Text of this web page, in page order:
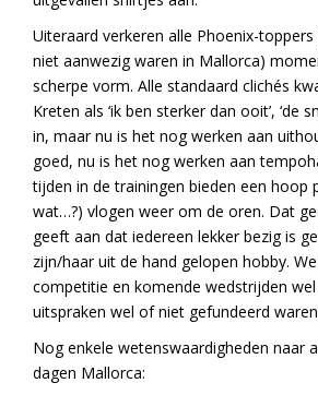
Uiteraard verkeren alle Phoenix-
niet aanwezig waren in Mallorca)
scherpe vorm. Alle standaard clichés
Kreten als ‘ik ben sterker dan ooit’, ‘de
in, maar nu is het nog werken aan
goed, nu is het nog werken aan
tijden in de trainingen bieden een hoop
wat…?) vlogen weer om de oren. Dat
geeft aan dat iedereen lekker bezig is
zijn/haar uit de hand gelopen hobby.
competitie en komende wedstrijden
uitspraken wel of niet gefundeerd
Nog enkele wetenswaardigheden naar
dagen Mallorca: